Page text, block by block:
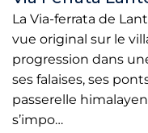
La Via-ferrata de
vue original sur le
progression dans
ses falaises, ses
passerelle
s’impo…